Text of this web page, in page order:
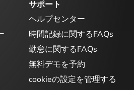
サポート
ヘルプセンター
時間記録に関するFAQs
勤怠に関するFAQs
無料デモを予約
cookieの設定を管理する